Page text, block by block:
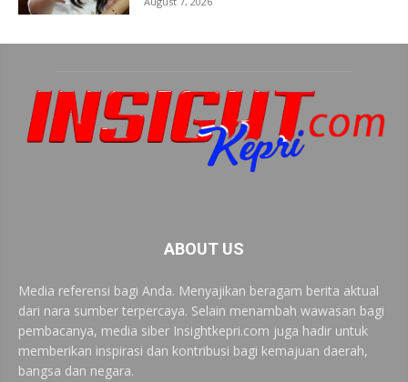
ABOUT US
Media referensi bagi Anda. Menyajikan beragam berita aktual
dari nara sumber terpercaya. Selain menambah wawasan bagi
pembacanya, media siber Insightkepri.com juga hadir untuk
memberikan inspirasi dan kontribusi bagi kemajuan daerah,
bangsa dan negara.